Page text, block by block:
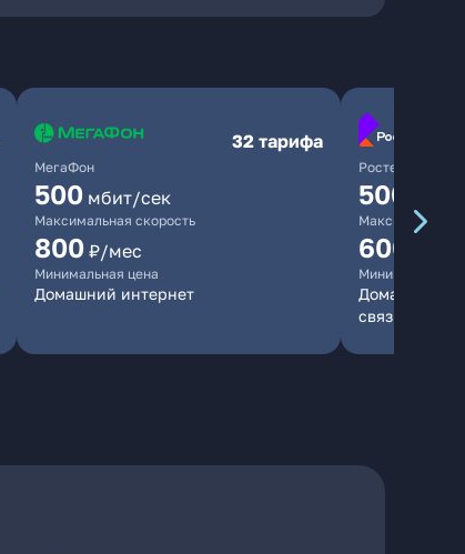
МегаФон
32 тарифа
500 мбит/сек
Максимальная скорость
800 ₽/мес
Минимальная цена
Домашний интернет
Ростелеком
500
Максимальная
600
Минимальная
Домашний
связь